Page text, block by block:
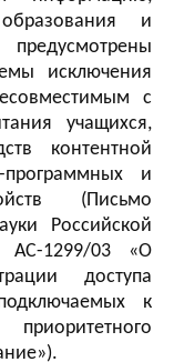
и
исключения
с
учащихся,
контентной
и
(Письмо
Российской
1299/03 «О
доступа
к